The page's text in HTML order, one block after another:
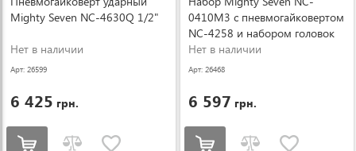
Mighty Seven NC-4630Q 1/2"
Нет в наличии
Арт: 26599
6 425 грн.
0410M3 с пневмогайковертом
NC-4258 и набором головок
11-21 мм
Нет в наличии
Арт: 26468
6 597 грн.